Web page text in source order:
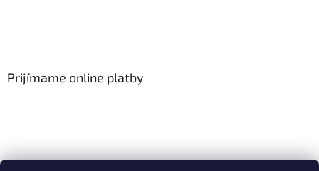
Prijímame online platby